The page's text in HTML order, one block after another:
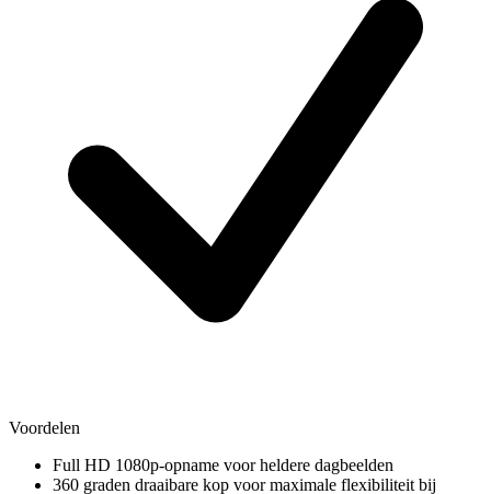
Voordelen
Full HD 1080p-opname voor heldere dagbeelden
360 graden draaibare kop voor maximale flexibiliteit bij